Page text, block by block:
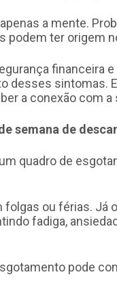
a mente.
podem ter origem
financeira
desses sintomas.
a conexão com a
semana de
quadro de
ou férias. Já
fadiga,
pode